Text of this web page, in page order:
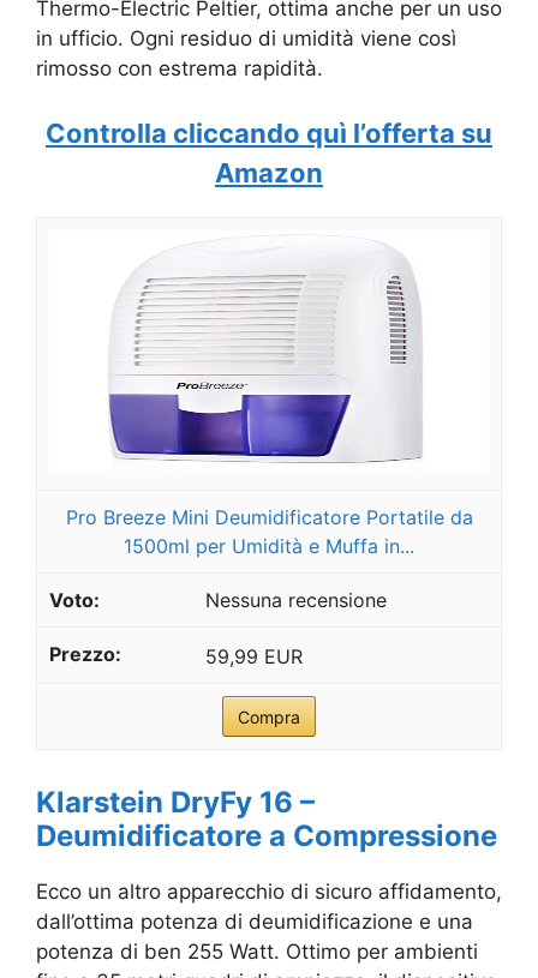
Thermo-Electric Peltier, ottima anche per un uso
in ufficio. Ogni residuo di umidità viene così
rimosso con estrema rapidità.
Controlla cliccando quì l’offerta su
Amazon
Pro Breeze Mini Deumidificatore Portatile da
1500ml per Umidità e Muffa in...
Nessuna recensione
59,99 EUR
Compra
Klarstein DryFy 16 –
Deumidificatore a Compressione
Ecco un altro apparecchio di sicuro affidamento,
dall’ottima potenza di deumidificazione e una
potenza di ben 255 Watt. Ottimo per ambienti